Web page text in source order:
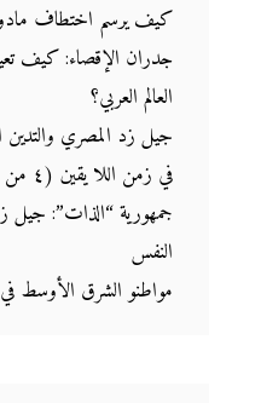
كيف يرسم اختطاف
جدران الإقصاء: كيف
العالم العربي؟
جيل زد المصري والتدين
في زمن اللا يقين (٤ من ٧)
جمهورية “الذات”: جيل
النفس
مواطنو الشرق الأوسط في 2026: خصخصة الأمل